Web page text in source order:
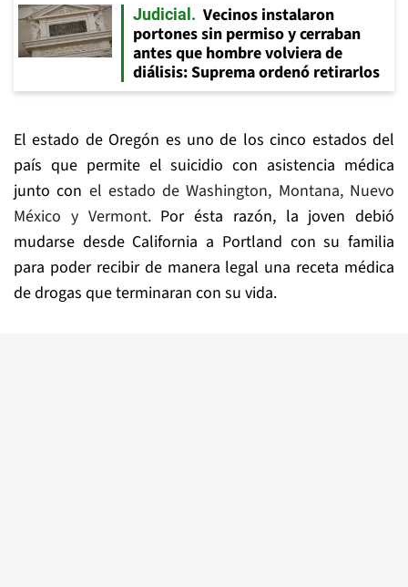
Judicial
Vecinos instalaron
portones sin permiso y cerraban
antes que hombre volviera de
diálisis: Suprema ordenó retirarlos
El estado de Oregón es uno de los cinco estados del
país que permite el suicidio con asistencia médica
junto con el estado de Washington, Montana, Nuevo
México y Vermont.Por ésta razón, la joven debió
mudarse desde California a Portland con su familia
para poder recibir de manera legal una receta médica
de drogas que terminaran con su vida.